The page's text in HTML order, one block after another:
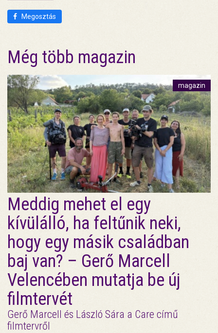
Megosztás
Még több magazin
magazin
Meddig mehet el egy
kívülálló, ha feltűnik neki,
hogy egy másik családban
baj van? – Gerő Marcell
Velencében mutatja be új
filmtervét
Gerő Marcell és László Sára a Care című
filmtervről